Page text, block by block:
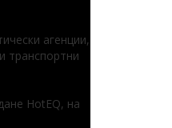
агенции,
транспортни
HotEQ, на